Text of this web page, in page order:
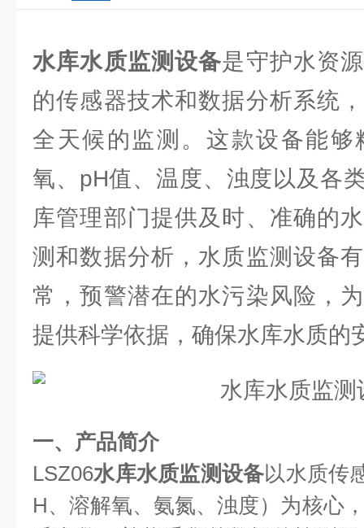
水库水质监测设备是守护水资
的传感器技术和数据分析系统
全天候的监测。这款设备能够
氧、pH值、温度、浊度以及各
库管理部门提供及时、准确的
测和数据分析，水质监测设备
常，预警潜在的水污染风险，
提供科学依据，确保水库水质的
一、产品简介
LSZ06水库水质监测设备以水质传
H、溶解氧、氨氮、浊度）为核心